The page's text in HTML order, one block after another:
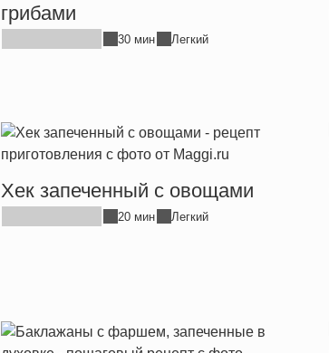
грибами
30 мин Легкий
Хек запеченный с овощами
20 мин Легкий